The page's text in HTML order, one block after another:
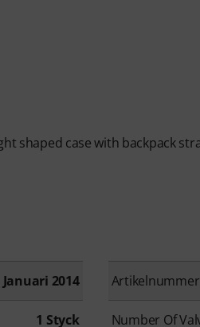
shaped case with backpack
Januari 2014 Artikelnummer
1 Styck Number Of